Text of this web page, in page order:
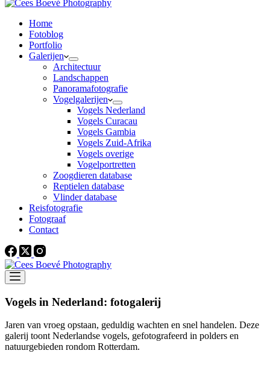
Home
Fotoblog
Portfolio
Galerijen
Architectuur
Landschappen
Panoramafotografie
Vogelgalerijen
Vogels Nederland
Vogels Curacau
Vogels Gambia
Vogels Zuid-Afrika
Vogels overige
Vogelportretten
Zoogdieren database
Reptielen database
Vlinder database
Reisfotografie
Fotograaf
Contact
Vogels in Nederland: fotogalerij
Jaren van vroeg opstaan, geduldig wachten en snel handelen. Deze
galerij toont Nederlandse vogels, gefotografeerd in polders en
natuurgebieden rondom Rotterdam.